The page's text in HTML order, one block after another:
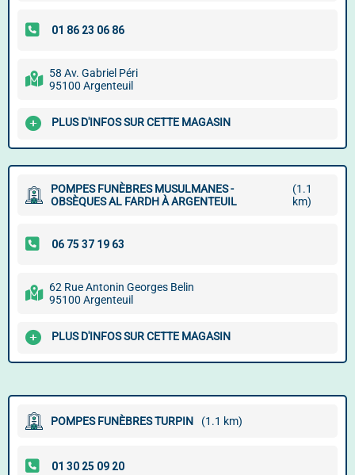
58 Av. Gabriel Péri
95100 Argenteuil
PLUS D'INFOS SUR CETTE MAGASIN
POMPES FUNÈBRES MUSULMANES -
OBSÈQUES AL FARDH À ARGENTEUIL
(1.1
km)
62 Rue Antonin Georges Belin
95100 Argenteuil
PLUS D'INFOS SUR CETTE MAGASIN
POMPES FUNÈBRES TURPIN (1.1 km)